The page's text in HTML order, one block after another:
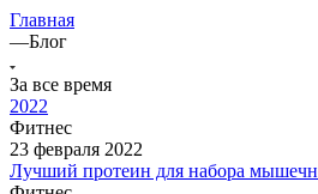
Главная
—Блог
За все время
2022
Фитнес
23 февраля 2022
Лучший протеин для набора